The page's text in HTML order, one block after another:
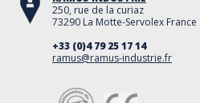
250, rue de la curiaz
73290 La Motte-Servolex France
+33 (0)4 79 25 17 14
ramus@ramus-industrie.fr